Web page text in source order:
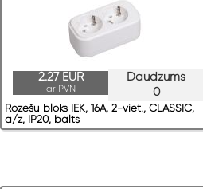
Daudzums
0
2.27 EUR
ar PVN
Rozešu bloks IEK, 16A, 2-viet., CLASSIC,
a/z, IP20, balts